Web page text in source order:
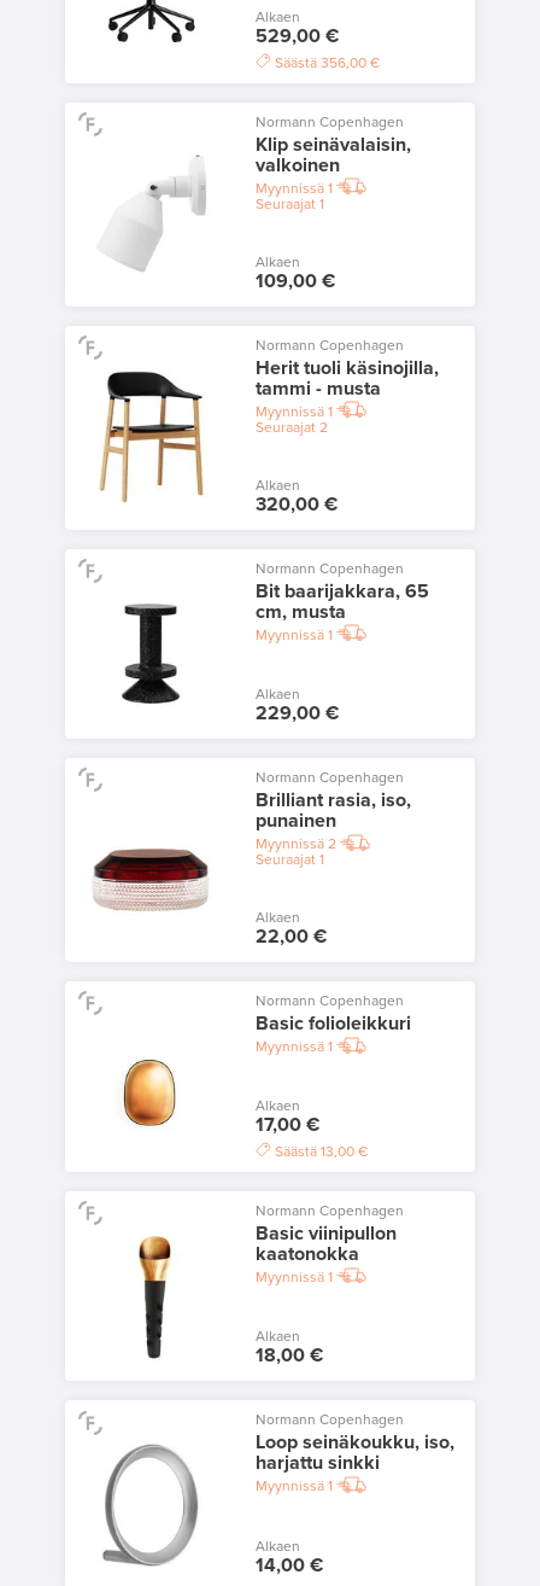
Alkaen
529,00 €
Säästä 356,00 €
Normann Copenhagen
Klip seinävalaisin,
valkoinen
Myynnissä1
Seuraajat 1
Alkaen
109,00 €
Normann Copenhagen
Herit tuoli käsinojilla,
tammi - musta
Myynnissä1
Seuraajat 2
Alkaen
320,00 €
Normann Copenhagen
Bit baarijakkara, 65
cm, musta
Myynnissä1
Alkaen
229,00 €
Normann Copenhagen
Brilliant rasia, iso,
punainen
Myynnissä2
Seuraajat1
Alkaen
22,00 €
Normann Copenhagen
Basic folioleikkuri
Myynnissä1
Alkaen
17,00 €
Säästä 13,00 €
Normann Copenhagen
Basic viinipullon
kaatonokka
Myynnissä1
Alkaen
18,00 €
Normann Copenhagen
Loop seinäkoukku, iso,
harjattu sinkki
Myynnissä1
Alkaen
14,00 €